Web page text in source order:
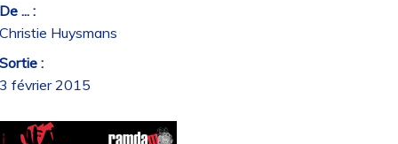
... :
Huysmans
:
février 2015